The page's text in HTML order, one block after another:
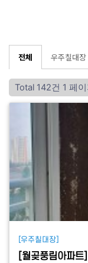
전체 우주칠대장
Total 142건 1 페
[우주칠대장]
[월곶풍림아파